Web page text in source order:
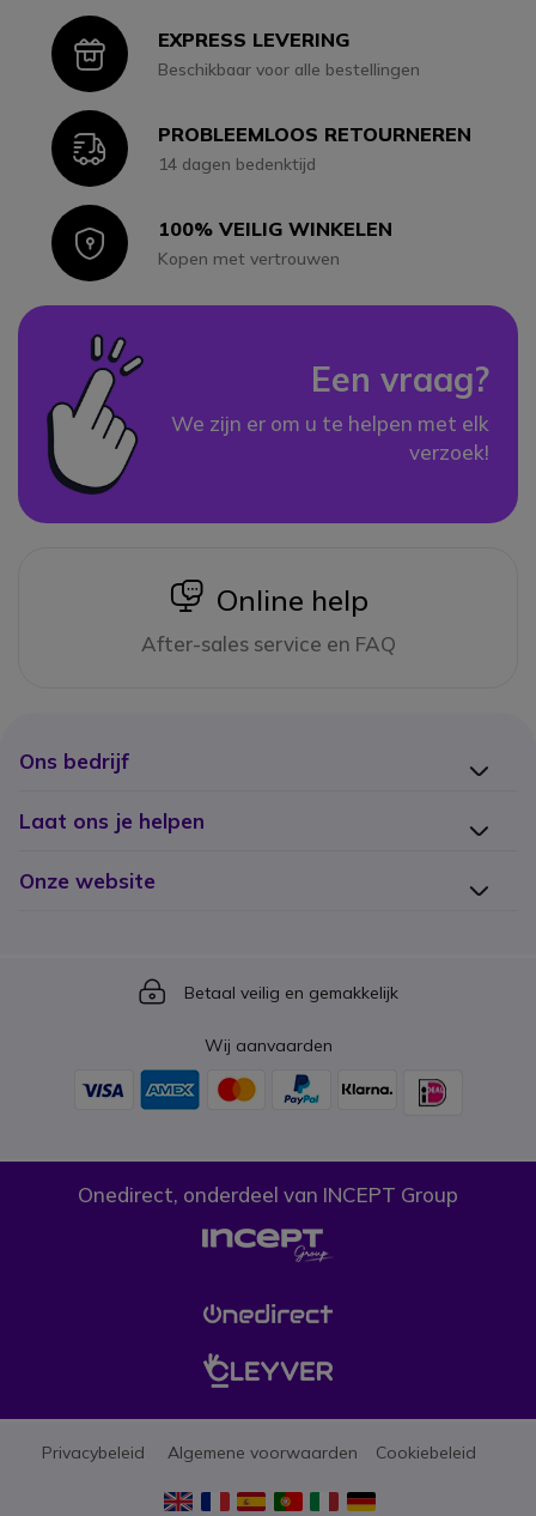
IconEXPRESS LEVERING
Beschikbaar voor alle bestellingen
IconPROBLEEMLOOS RETOURNEREN
14 dagen bedenktijd
Icon100% VEILIG WINKELEN
Kopen met vertrouwen
Een vraag?
We zijn er om u te helpen met elk
verzoek!
icon
Online help
After-sales service en FAQ
Ons bedrijf
Laat ons je helpen
Onze website
Icon
Betaal veilig en gemakkelijk
Wij aanvaarden
Onedirect, onderdeel van INCEPT Group
Privacybeleid Algemene voorwaarden Cookiebeleid